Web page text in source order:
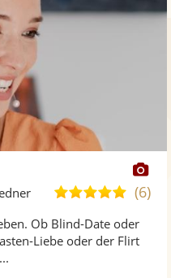
5,0
5
(6)
Ob Blind-Date oder
Liebe oder der Flirt